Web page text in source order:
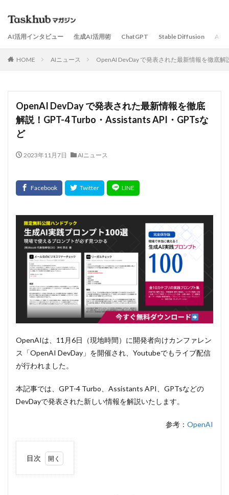
AI活用インタビュー 生成AI活用術 ChatGPT Stable Diffusion AIサ
HOME AIニュース OpenAI DevDay で発表された最新情報を徹底
OpenAI DevDay で発表された最新情報を徹底
解説！GPT-4 Turbo・Assistants API・GPTsな
ど
2023年11月7日 AIニュース
OpenAIは、11月6日（現地時間）に開発者向けカンファレン
ス「OpenAI DevDay」を開催され、Youtubeでもライブ配信
が行われました。
本記事では、GPT-4 Turbo、Assistants API、GPTsなどの
DevDayで発表された新しい情報を解説いたします。
参考： OpenAI
目次